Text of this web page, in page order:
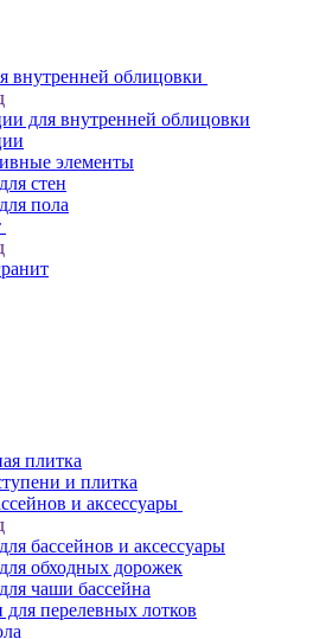
внутренней облицовки
для внутренней облицовки
элементы
стен
пола
плитка
и плитка
и аксессуары
бассейнов и аксессуары
обходных дорожек
чаши бассейна
для перелевных лотков